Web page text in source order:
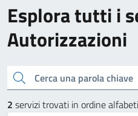
Esplora tutti i
Autorizzazioni
Cerca una parola chiave
2 servizi trovati in ordine